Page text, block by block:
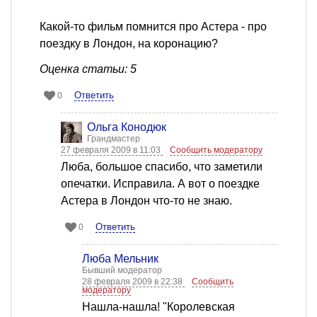
Какой-то фильм помнится про Астера - про
поездку в Лондон, на коронацию?
Оценка статьи: 5
0 Ответить
Ольга Конодюк
Грандмастер
27 февраля 2009 в 11:03
Сообщить модератору
Люба, большое спасибо, что заметили
опечатки. Исправила. А вот о поездке
Астера в Лондон что-то не знаю.
0 Ответить
Люба Мельник
Бывший модератор
28 февраля 2009 в 22:38
Сообщить
модератору
Нашла-нашла! "Королевская